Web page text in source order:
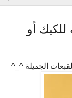
أو
الجميلة ^_^